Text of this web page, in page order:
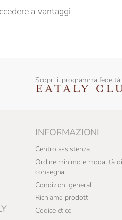
a vantaggi
Scopri il programma fedeltà:
INFORMAZIONI
Centro assistenza
Ordine minimo e modalità di
consegna
Condizioni generali
Richiamo prodotti
Codice etico